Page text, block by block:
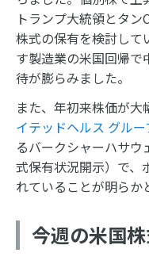
トランプ大統領とタ
株式の保有を検討して
す製造業の米国回帰で
待が膨らみました。
また、年初来株価が
イテッドヘルス グル
るバークシャーハサ
式保有状況開示）で、
れていることが明らか
今週の米国